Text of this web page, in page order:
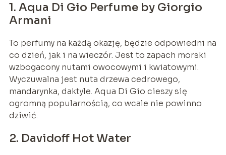
1. Aqua Di Gio Perfume by Giorgio
Armani
To perfumy na każdą okazję, będzie odpowiedni na
co dzień, jak i na wieczór. Jest to zapach morski
wzbogacony nutami owocowymi i kwiatowymi.
Wyczuwalna jest nuta drzewa cedrowego,
mandarynka, daktyle. Aqua Di Gio cieszy się
ogromną popularnością, co wcale nie powinno
dziwić.
2. Davidoff Hot Water